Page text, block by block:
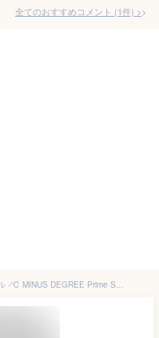
全てのおすすめコメント (1件) >
クールタオル 冷感タオル スポーツタオル -℃ MINUS DEGREE Prime Sports マイナスディグリー プライム【今治タオル クール 冷却タオル ひんやりタオル フェイスタオル 涼感 おしゃれ ネッククーラー アウトドア 熱中症対策グッズ ひんやり 運動会 フェス 防災】